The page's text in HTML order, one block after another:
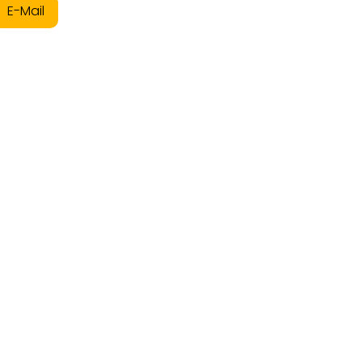
E-Mail